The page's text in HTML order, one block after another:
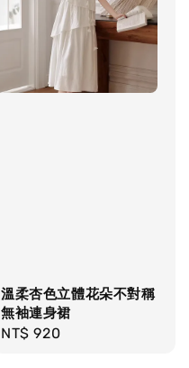
溫柔杏色立體花朵不對稱
無袖連身裙
Regular
NT$ 920